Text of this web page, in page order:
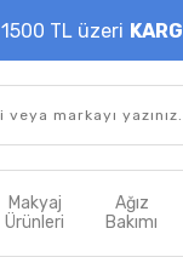
1500 TL üzeri
Makyaj
Ürünleri
Ağız
Bakımı